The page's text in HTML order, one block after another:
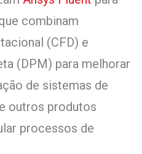
combinam
(CFD) e
(DPM) para melhorar
de sistemas de
outros produtos
processos de